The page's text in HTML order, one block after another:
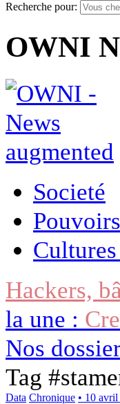
Recherche pour:
OWNI
Societé
Pouvoirs
Hackers,
la une :
Nos
Tag #
Data Chronique • 10